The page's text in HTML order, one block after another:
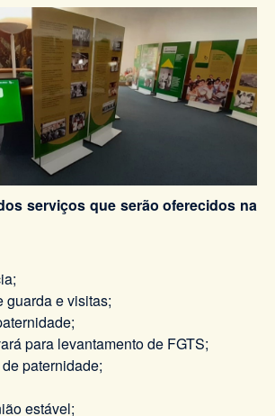
serviços que serão oferecidos na
guarda e visitas;
para levantamento de FGTS;
paternidade;
estável;